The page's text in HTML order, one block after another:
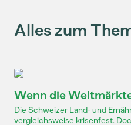
Alles zum
Wenn die
Die Schweizer Land- und
vergleichsweise krisenfest.